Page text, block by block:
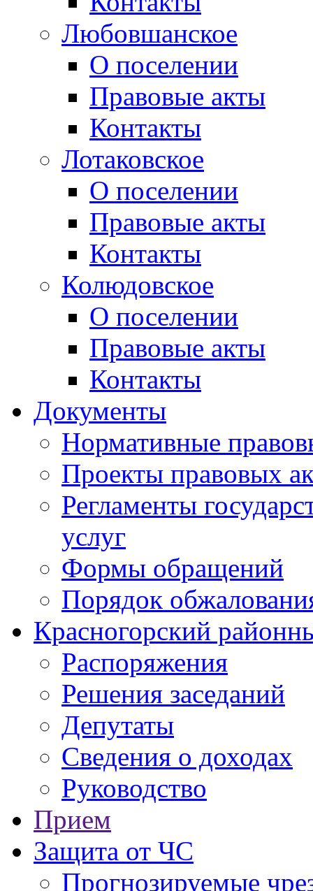
Любовшанское
О поселении
Правовые акты
Контакты
Лотаковское
О поселении
Правовые акты
Контакты
Колюдовское
О поселении
Правовые акты
Контакты
Документы
Нормативные
Проекты правовых
Регламенты
услуг
Формы обращений
Порядок
Красногорский
Распоряжения
Решения заседаний
Депутаты
Сведения о доходах
Руководство
Прием
Защита от ЧС
Прогнозируемые